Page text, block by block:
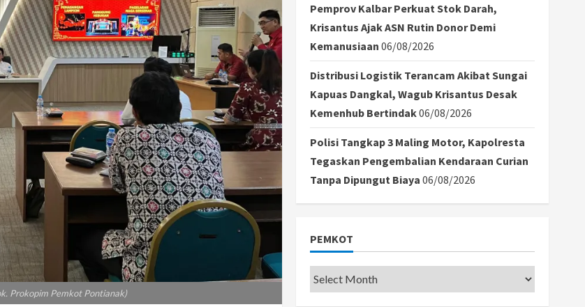
Prokopim Pemkot Pontianak)
Pemprov Kalbar Perkuat Stok Darah,
Krisantus Ajak ASN Rutin Donor Demi
Kemanusiaan 06/08/2026
Distribusi Logistik Terancam Akibat Sungai
Kapuas Dangkal, Wagub Krisantus Desak
Kemenhub Bertindak06/08/2026
Polisi Tangkap 3 Maling Motor, Kapolresta
Tegaskan Pengembalian Kendaraan Curian
Tanpa Dipungut Biaya 06/08/2026
PEMKOT
Pemkot